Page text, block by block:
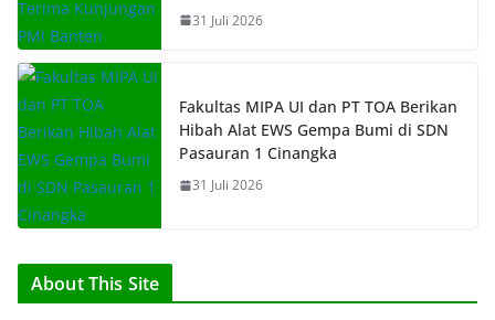
31 Juli 2026
Fakultas MIPA UI dan PT TOA Berikan
Hibah Alat EWS Gempa Bumi di SDN
Pasauran 1 Cinangka
31 Juli 2026
About This Site